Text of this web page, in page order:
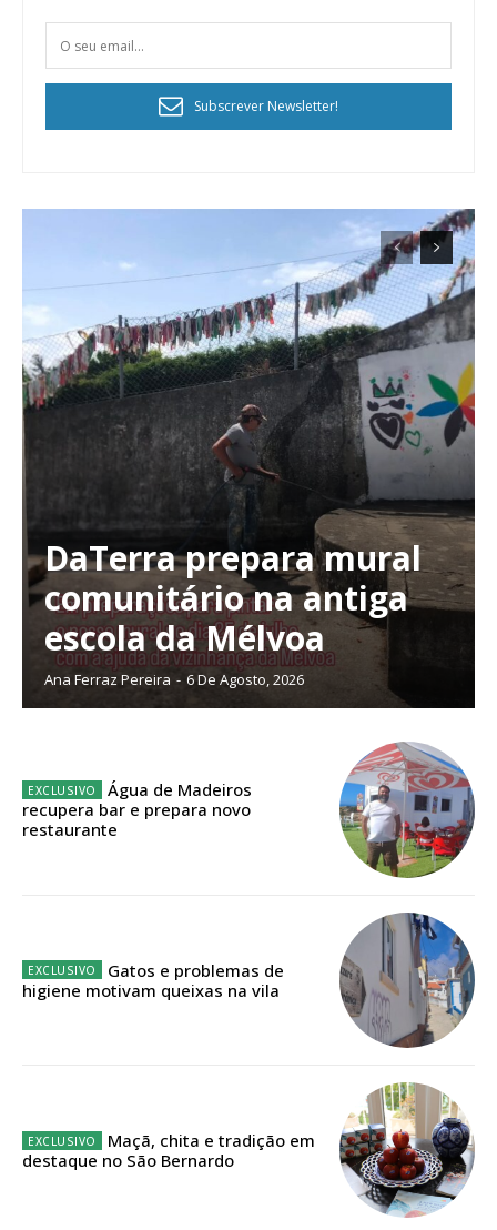
Planos de Assinatura
Faça-se assinante do Região de Cister e ajude-nos a manter este serviço
público!
Sendo assinante terá acesso a todos os conteúdos exclusivos e versões
12 meses
Subscrever Newsletter!
DaTerra prepara mural
comunitário na antiga
escola da Mélvoa
Ana Ferraz Pereira - 6 De Agosto, 2026
Água de Madeiros
recupera bar e prepara novo
restaurante
Gatos e problemas de
higiene motivam queixas na vila
Maçã, chita e tradição em
destaque no São Bernardo